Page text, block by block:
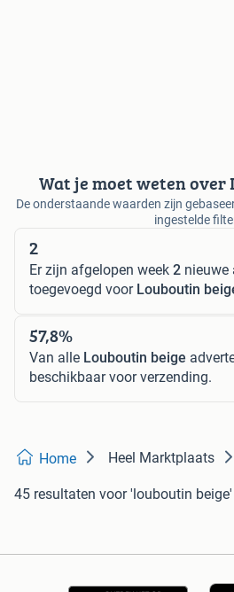
Wat je moet weten over
De onderstaande waarden zijn
ingestelde
2
Er zijn afgelopen week 2 nieuwe
toegevoegd voor Louboutin
57,8%
Van alle Louboutin beige
beschikbaar voor verzending.
Home Heel Marktplaats
45 resultaten voor 'louboutin beige'